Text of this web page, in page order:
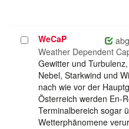
Projekt
auswählen
WeCaP
Weather Dependent
Gewitter und
Nebel, Starkwind und
nach wie vor der
Österreich werden En-
Terminalbereich sogar
Wetterphänomene